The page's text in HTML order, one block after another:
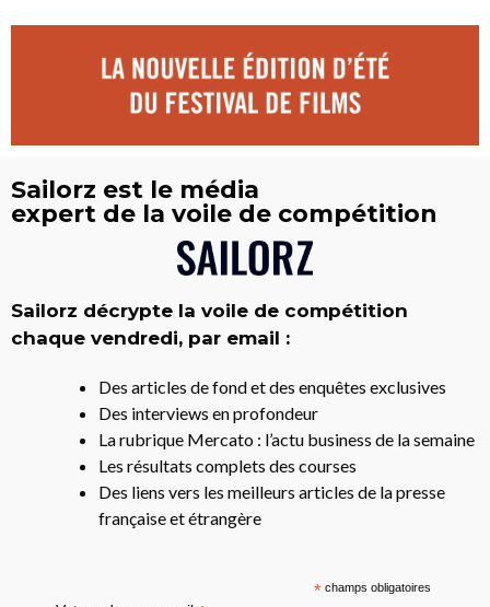
Sailorz est le média
expert de la voile de compétition
Sailorz décrypte la voile de compétition
chaque vendredi, par email :
Des articles de fond et des enquêtes exclusives
Des interviews en profondeur
La rubrique Mercato : l’actu business de la semaine
Les résultats complets des courses
Des liens vers les meilleurs articles de la presse
française et étrangère
*champs obligatoires